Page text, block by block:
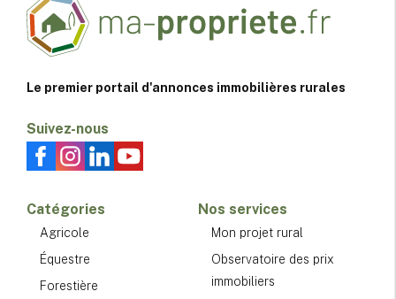
Le premier portail d'annonces immobilières rurales
Suivez-nous
Catégories
Agricole
Équestre
Forestière
Nos services
Mon projet rural
Observatoire des prix
immobiliers